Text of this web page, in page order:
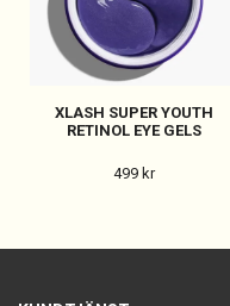
XLASH SUPER YOUTH
RETINOL EYE GELS
499 kr